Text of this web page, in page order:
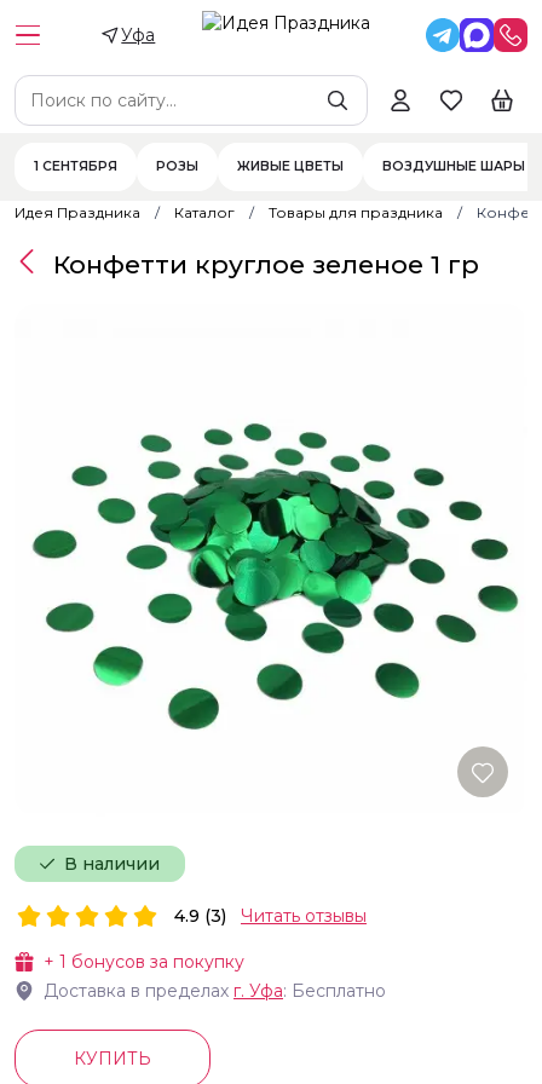
Уфа
1 СЕНТЯБРЯ РОЗЫ ЖИВЫЕ ЦВЕТЫ ВОЗДУШНЫЕ ШАРЫ
Идея Праздника Каталог Товары для праздника
В наличии
Конфетти круглое зеленое 1 гр
+ 1 бонусов за покупку
Доставка в пределах г. Уфа: Бесплатно
4.9 (3) Читать отзывы
КУПИТЬ